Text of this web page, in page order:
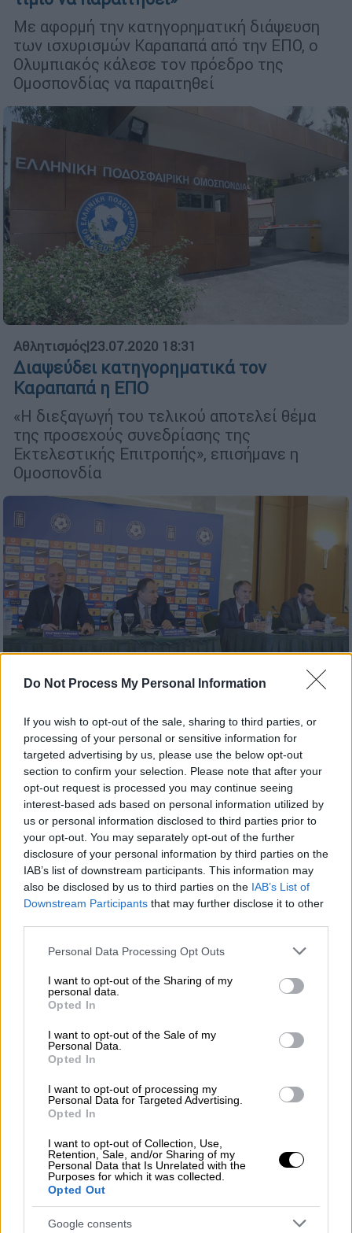
Do Not Process My Personal Information
If you wish to opt-out of the sale, sharing to third parties, or
processing of your personal or sensitive information for
targeted advertising by us, please use the below opt-out
section to confirm your selection. Please note that after your
opt-out request is processed you may continue seeing
interest-based ads based on personal information utilized by
us or personal information disclosed to third parties prior to
your opt-out. You may separately opt-out of the further
disclosure of your personal information by third parties on the
IAB’s list of downstream participants. This information may
also be disclosed by us to third parties on the IAB’s List of
Downstream Participants that may further disclose it to other
Please note that this website/app uses one or more Google
not limited to your visit or usage behaviour. You may click to
grant or deny consent to Google and its third-party tags to
use your data for below specified purposes in below Google
consent section.
Personal Data Processing Opt Outs
I want to opt-out of the Sharing of my
personal data.
Opted In
I want to opt-out of the Sale of my
Personal Data.
Opted In
I want to opt-out of processing my
Personal Data for Targeted Advertising.
Opted In
I want to opt-out of Collection, Use,
Retention, Sale, and/or Sharing of my
Personal Data that Is Unrelated with the
Purposes for which it was collected.
Opted Out
Google consents
Με αφορμή την κατηγορηματική διάψευση
των ισχυρισμών Καραπαπά από την ΕΠΟ, ο
Ολυμπιακός κάλεσε τον πρόεδρο της
Ομοσπονδίας να παραιτηθεί
Αθλητισμός|23.07.2020 18:31
Διαψεύδει κατηγορηματικά τον
Καραπαπά η ΕΠΟ
«Η διεξαγωγή του τελικού αποτελεί θέμα
της προσεχούς συνεδρίασης της
Εκτελεστικής Επιτροπής», επισήμανε η
Ομοσπονδία
Αθλητισμός| 30.06.2020 18:08
ΕΠΟ: Πέρασε ο οικονομικός
απολογισμός - Στήριξη Χούμπελ στους
Ελληνες διαιτητές
Εγκρίθηκαν τόσο ο διοικητικός όσο και ο
οικονομικός απολογισμός της Ελληνικής
Ποδοσφαιρικής Ομοσπονδίας
Αθλητισμός|30.06.2020 13:35
Γραμμένος: «Δεν επιτρέψαμε την
αποσταθεροποίηση της ΕΠΟ»
Ο πρόεδρος της ΕΠΟ, Βαγγέλης Γραμμένος
μίλησε για το «εξαιρετικά εχθρικό
περιβάλλον» στο οποίο η ΕΠΟ κατάφερε να
αποτρέψει της επιθέσεις